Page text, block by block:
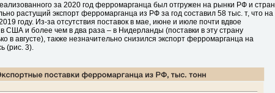
за 2020 год ферромарганца был отгружен на рынки РФ и стран
растущий экспорт ферромарганца из РФ за год составил 58 тыс. т, что на
году. Из-за отсутствия поставок в мае, июне и июле почти вдвое
в США и более чем в два раза – в Нидерланды (поставки в эту страну
в августе), также незначительно снизился экспорт ферромарганца на
(рис. 3).